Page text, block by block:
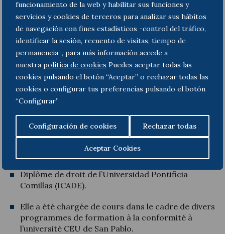
funcionamiento de la web y habilitar sus funciones y
servicios y cookies de terceros para analizar sus hábitos
de navegación con fines estadísticos -control del tráfico,
identificar la sesión, recuento de visitas, tiempo de
permanencia-, para más información accede a
nuestra politica de cookies Puedes aceptar todas las
cookies pulsando el botón “Aceptar” o rechazar todas las
cookies o configurar tus preferencias pulsando el botón
“Configurar”
Configuración de cookies Rechazar todas
Aceptar Cookies
Of Counsel dans le domaine de Compliance de
Toda & Nel-lo, spécialisé dans la conformité des
entreprises, le droit administratif et contentieux-
administratif et les secteurs réglementés.
Elle possède une vaste expérience en tant que
responsable de la conformité et chef des services
juridiques dans diverses entreprises.
Maîtrise en droit communautaire européen de
l’Université polytechnique de Madrid.
Cours avancé en droit de la concurrence de l’IEB.
Diplôme de droit de l’Universidad Pontificia
Comillas (ICADE).
Elle a été chargée de cours dans le cadre de divers
programmes de formation à la conformité à
l’université CEU de San Pablo.